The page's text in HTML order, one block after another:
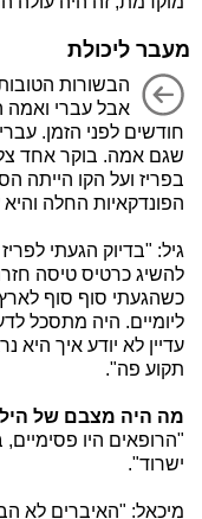
מעבר ליכולת
הבשורות
אבל עברי ואמה
חודשים לפני הזמן.
שגם אמה. בוקר אחד
בפריז ועל הקו הייתה
הפונדקאיות החלה
גיל: "בדיוק הגעתי
להשיג כרטיס טיסה
כשהגעתי סוף סוף
ליומיים. היה מתסכל
עדיין לא יודע איך היא
תקוע פה".
מה היה מצבם של
"הרופאים היו
ישרוד".
מיכאל: "האיברים לא